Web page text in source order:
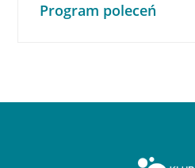
Program poleceń